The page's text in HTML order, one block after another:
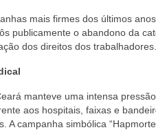
mais firmes dos últimos anos,
publicamente o abandono da
dos direitos dos trabalhadores.
manteve uma intensa
aos hospitais, faixas e
A campanha simbólica